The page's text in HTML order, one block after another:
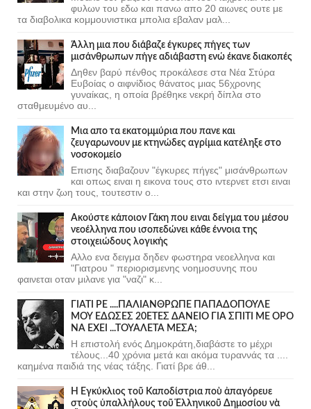
φυλων του εδω και πανω απο 20 αιωνες ουτε με
τα διαβολικα κομμουνιστικα μπολια εβαλαν μαλ...
Άλλη μια που διάβαζε έγκυρες πήγες των
μισάνθρωπων πήγε αδιάβαστη ενώ έκανε διακοπές
Δηθεν βαρύ πένθος προκάλεσε στα Νέα Στύρα
Ευβοίας ο αιφνίδιος θάνατος μιας 56χρονης
γυναίκας, η οποία βρέθηκε νεκρή δίπλα στο
σταθμευμένο αυ...
Μια απο τα εκατομμύρια που πανε και
ζευγαρωνουν με κτηνώδες αγρίμια κατέληξε στο
νοσοκομείο
Επισης διαβαζουν "έγκυρες πήγες" μισάνθρωπων
και οπως ειναι η εικονα τους στο ιντερνετ ετσι ειναι
και στην ζωη τους, τουτεστιν ο...
Ακούστε κάποιον Γάκη που ειναι δείγμα του μέσου
νεοέλληνα που ισοπεδώνει κάθε έννοια της
στοιχειώδους λογικής
Αλλο ενα δειγμα δηδεν φωστηρα νεοελληνα και
"Γιατρου " περιορισμενης νοημοσυνης που
φαινεται οταν μιλανε για "ναζι" κ...
ΓΙΑΤΙ ΡΕ ....ΠΑΛΙΑΝΘΡΩΠΕ ΠΑΠΑΔΟΠΟΥΛΕ
ΜΟΥ ΕΔΩΣΕΣ 20ΕΤΕΣ ΔΑΝΕΙΟ ΓΙΑ ΣΠΙΤΙ ΜΕ ΟΡΟ
ΝΑ ΕΧΕΙ ...ΤΟΥΑΛΕΤΑ ΜΕΣΑ;
Η επιστολή ενός Δημοκράτη,διαβάστε το μέχρι
τέλους...40 χρόνια μετά και ακόμα τυραννάς τα ....
καημένα παιδιά της νέας τάξης. Γιατί βρε άθ...
Ἡ Ἐγκύκλιος τοῦ Καποδίστρια ποὺ ἀπαγόρευε
στοὺς ὑπαλλήλους τοῦ Ἑλληνικοῦ Δημοσίου νὰ